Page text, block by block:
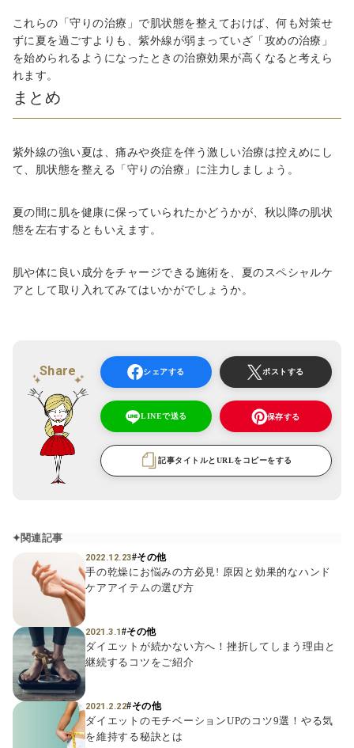
これらの「守りの治療」で肌状態を整えておけば、何も対策せ
ずに夏を過ごすよりも、紫外線が弱まっていざ「攻めの治療」
を始められるようになったときの治療効果が高くなると考えら
れます。
まとめ
紫外線の強い夏は、痛みや炎症を伴う激しい治療は控えめにし
て、肌状態を整える「守りの治療」に注力しましょう。
夏の間に肌を健康に保っていられたかどうかが、秋以降の肌状
態を左右するともいえます。
肌や体に良い成分をチャージできる施術を、夏のスペシャルケ
アとして取り入れてみてはいかがでしょうか。
Share シェアする ポストする
LINEで送る 保存する
記事タイトルとURLをコピーをする
関連記事
2021.2.22#その他
ダイエットのモチベーションUPのコツ9選！やる気
を維持する秘訣とは
2021.3.1#その他
ダイエットが続かない方へ！挫折してしまう理由と
継続するコツをご紹介
2022.12.23#その他
手の乾燥にお悩みの方必見! 原因と効果的なハンド
ケアアイテムの選び方